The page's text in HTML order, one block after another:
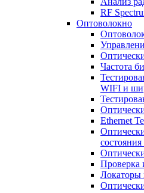
RF
Оптоволокно
Частота
WIFI и
Ethernet
Проверка
Локаторы